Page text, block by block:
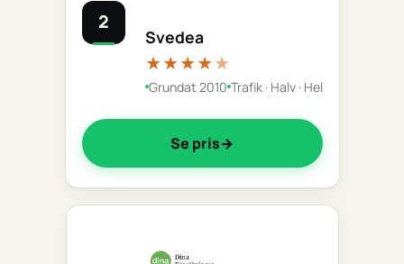
2
Svedea
★★★★★
Grundat 2010 Trafik · Halv · Hel
Se pris